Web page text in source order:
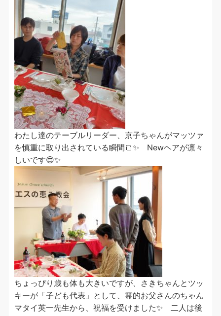
わたし達のテーブルリーダー、京子ちゃんがマッツァ
を慎重に取り出されている瞬間🍞✨ Newヘアが凛々
しいです😍✨
ちょっぴり歳も体も大きいですが、さきちゃんとツッ
キーが「子ども代表」として、霊的お父さんのちゃん
マタイ英一先生から、祝福を受けました✨ 二人は後